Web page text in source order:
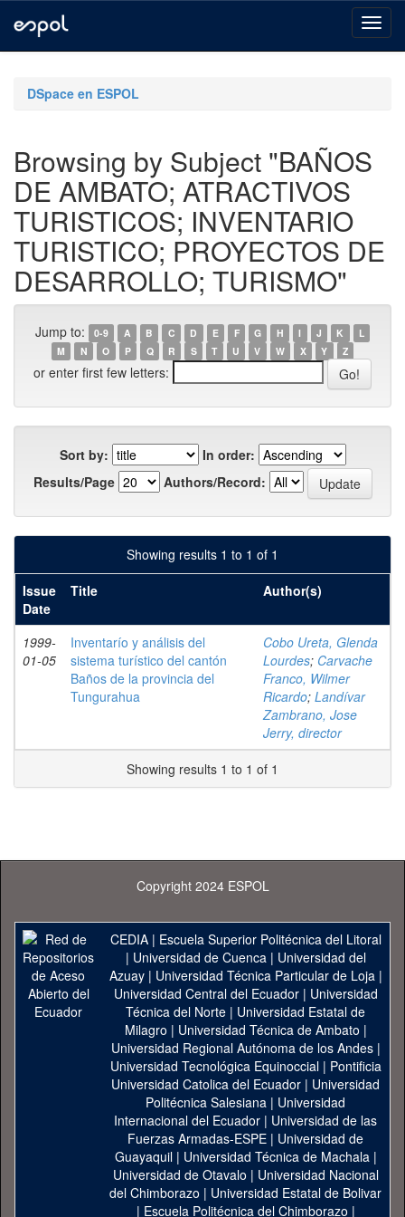
navigationDSpace en ESPOL
Browsing by Subject "BAÑOS
DE AMBATO; ATRACTIVOS
TURISTICOS; INVENTARIO
TURISTICO; PROYECTOS DE
DESARROLLO; TURISMO"
Jump to: 0-9 A B C D E F G H I J K
L
M
N O P Q R S T U V W X Y Z
or enter first few letters:
Sort by:
In order:
Results/Page
Authors/Record:
Showing results 1 to 1 of 1
Issue
Date
Title Author(s)
1999-
01-05
Inventarío y análisis del
sistema turístico del cantón
Baños de la provincia del
Tungurahua
Cobo Ureta, Glenda
Lourdes; Carvache
Franco, Wilmer
Ricardo; Landívar
Zambrano, Jose
Jerry, director
Showing results 1 to 1 of 1
Copyright 2024 ESPOL
CEDIA| Escuela Superior Politécnica del Litoral
| Universidad de Cuenca| Universidad del
Azuay| Universidad Técnica Particular de Loja|
Universidad Central del Ecuador| Universidad
Técnica del Norte | Universidad Estatal de
Milagro | Universidad Técnica de Ambato |
Universidad Regional Autónoma de los Andes|
Universidad Tecnológica Equinoccial| Pontificia
Universidad Catolica del Ecuador | Universidad
Politécnica Salesiana | Universidad
Internacional del Ecuador | Universidad de las
Fuerzas Armadas-ESPE | Universidad de
Guayaquil| Universidad Técnica de Machala|
Universidad de Otavalo | Universidad Nacional
del Chimborazo | Universidad Estatal de Bolivar
| Escuela Politécnica del Chimborazo |